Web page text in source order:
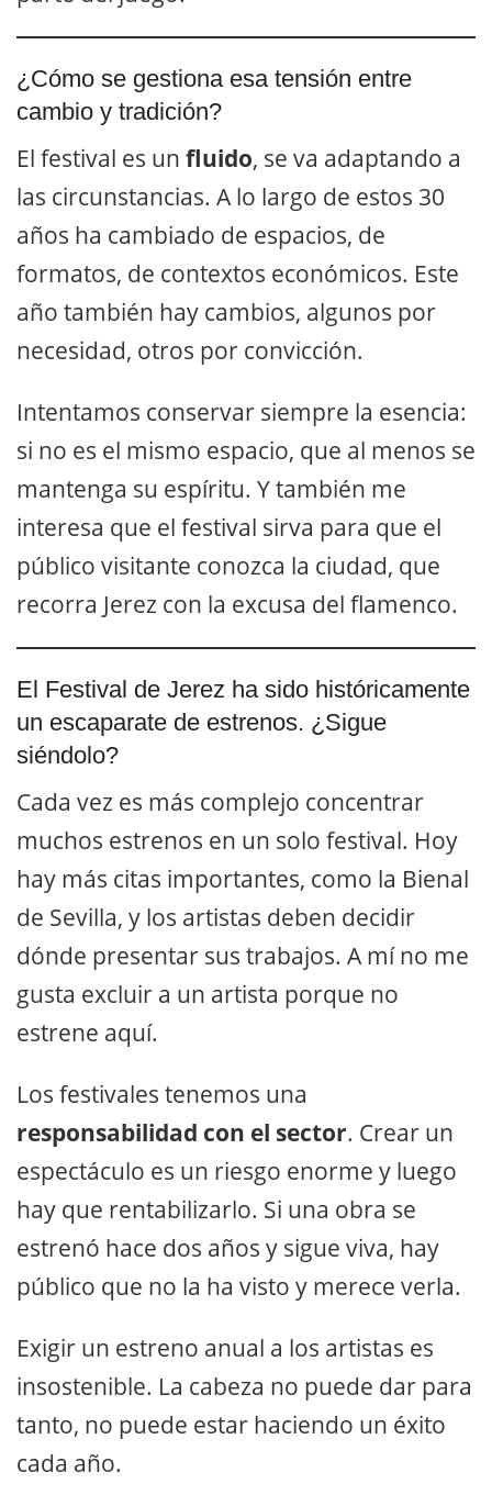
¿Cómo se gestiona esa tensión entre
cambio y tradición?
El festival es un fluido, se va adaptando a
las circunstancias. A lo largo de estos 30
años ha cambiado de espacios, de
formatos, de contextos económicos. Este
año también hay cambios, algunos por
necesidad, otros por convicción.
Intentamos conservar siempre la esencia:
si no es el mismo espacio, que al menos se
mantenga su espíritu. Y también me
interesa que el festival sirva para que el
público visitante conozca la ciudad, que
recorra Jerez con la excusa del flamenco.
El Festival de Jerez ha sido históricamente
un escaparate de estrenos. ¿Sigue
siéndolo?
Cada vez es más complejo concentrar
muchos estrenos en un solo festival. Hoy
hay más citas importantes, como la Bienal
de Sevilla, y los artistas deben decidir
dónde presentar sus trabajos. A mí no me
gusta excluir a un artista porque no
estrene aquí.
Los festivales tenemos una
responsabilidad con el sector. Crear un
espectáculo es un riesgo enorme y luego
hay que rentabilizarlo. Si una obra se
estrenó hace dos años y sigue viva, hay
público que no la ha visto y merece verla.
Exigir un estreno anual a los artistas es
insostenible. La cabeza no puede dar para
tanto, no puede estar haciendo un éxito
cada año.